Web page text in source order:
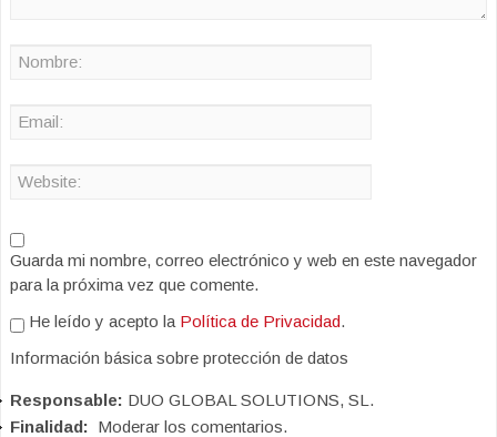
Guarda mi nombre, correo electrónico y web en este navegador
para la próxima vez que comente.
He leído y acepto la Política de Privacidad.
Información básica sobre protección de datos
Responsable: DUO GLOBAL SOLUTIONS, SL.
Finalidad: Moderar los comentarios.